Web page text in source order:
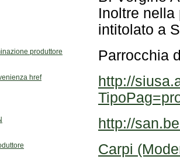
intitolato a
produttore Parrocchia
href
http://
Carpi